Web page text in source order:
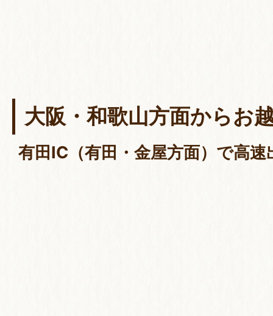
大阪・和歌山方面からお
有田IC（有田・金屋方面）で高速